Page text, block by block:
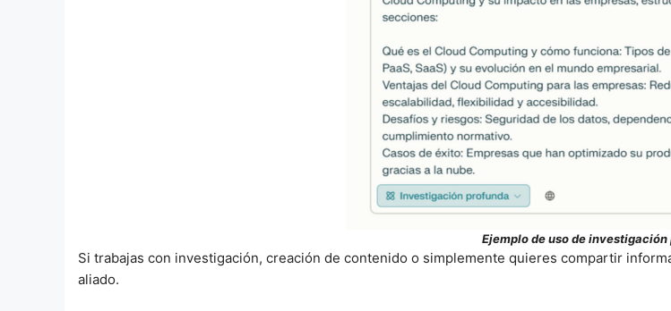
Ejemplo de uso de investigación
Si trabajas con investigación, creación de contenido o simplemente quieres compartir
aliado.